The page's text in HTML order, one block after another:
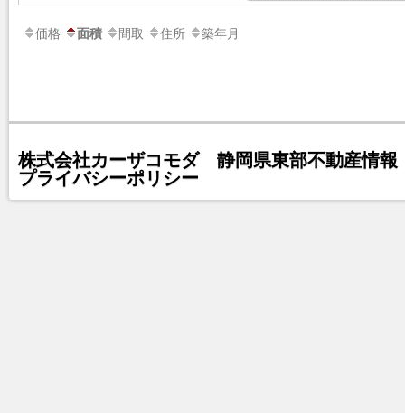
価格 面積 間取 住所 築年月
株式会社カーザコモダ 静岡県東部不動産情
プライバシーポリシー